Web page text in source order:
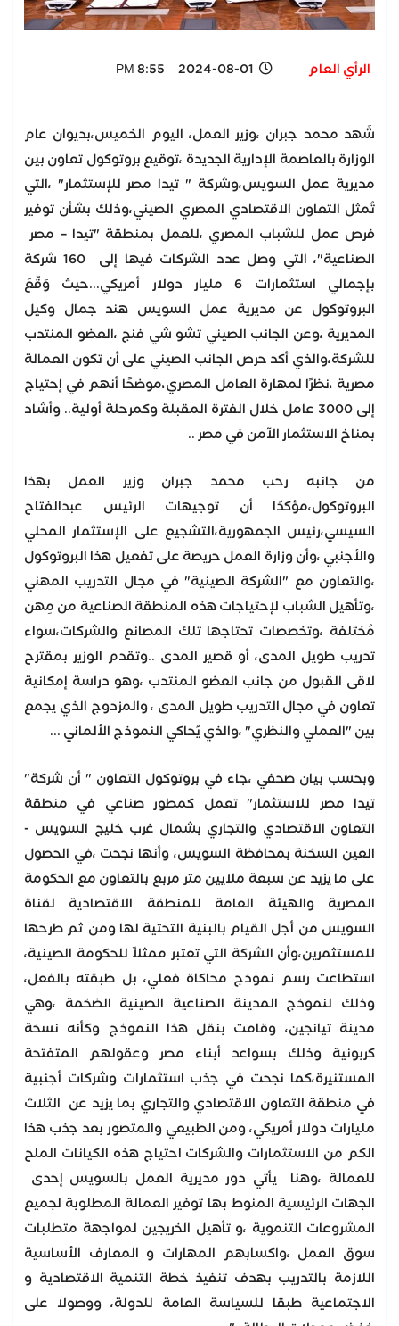
الرأي العام 2024-08-01 8:55 PM
شَهد محمد جبران ،وزير العمل، اليوم الخميس،بديوان عام
الوزارة بالعاصمة الإدارية الجديدة ،توقيع بروتوكول تعاون بين
مديرية عمل السويس،وشركة " تيدا مصر للإستثمار" ،التي
تُمثل التعاون الاقتصادي المصري الصيني،وذلك بشأن توفير
فرص عمل للشباب المصري ،للعمل بمنطقة "تيدا – مصر
الصناعية"، التي وصل عدد الشركات فيها إلى 160 شركة
بإجمالي استثمارات 6 مليار دولار أمريكي...حيث وَقّعَ
البروتوكول عن مديرية عمل السويس هند جمال وكيل
المديرية ،وعن الجانب الصيني تشو شي فنج ،العضو المنتدب
للشركة،والذي أكد حرص الجانب الصيني على أن تكون العمالة
مصرية ،نظرًا لمهارة العامل المصري،موضحًا أنهم في إحتياج
إلى 3000 عامل خلال الفترة المقبلة وكمرحلة أولية.. وأشاد
بمناخ الاستثمار الآمن في مصر ..
من جانبه رحب محمد جبران وزير العمل بهذا
البروتوكول،مؤكدًا أن توجيهات الرئيس عبدالفتاح
السيسي،رئيس الجمهورية،التشجيع على الإستثمار المحلي
والأجنبي ،وأن وزارة العمل حريصة على تفعيل هذا البروتوكول
،والتعاون مع "الشركة الصينية" في مجال التدريب المهني
،وتأهيل الشباب لإحتياجات هذه المنطقة الصناعية من مِهن
مُختلفة ،وتخصصات تحتاجها تلك المصانع والشركات،سواء
تدريب طويل المدى، أو قصير المدى ..وتقدم الوزير بمقترح
لاقى القبول من جانب العضو المنتدب ،وهو دراسة إمكانية
تعاون في مجال التدريب طويل المدى ، والمزدوج الذي يجمع
بين "العملي والنظري" ،والذي يُحاكي النموذج الألماني ...
وبحسب بيان صحفي ،جاء في بروتوكول التعاون " أن شركة"
تيدا مصر للاستثمار" تعمل كمطور صناعي في منطقة
التعاون الاقتصادي والتجاري بشمال غرب خليج السويس -
العين السخنة بمحافظة السويس، وأنها نجحت ،في الحصول
على ما يزيد عن سبعة ملايين متر مربع بالتعاون مع الحكومة
المصرية والهيئة العامة للمنطقة الاقتصادية لقناة
السويس من أجل القيام بالبنية التحتية لها ومن ثم طرحها
للمستثمرين،وأن الشركة التي تعتبر ممثلاً للحكومة الصينية،
استطاعت رسم نموذج محاكاة فعلي، بل طبقته بالفعل،
وذلك لنموذج المدينة الصناعية الصينية الضخمة ،وهي
مدينة تيانجين، وقامت بنقل هذا النموذج وكأنه نسخة
كربونية وذلك بسواعد أبناء مصر وعقولهم المتفتحة
المستنيرة،كما نجحت في جذب استثمارات وشركات أجنبية
في منطقة التعاون الاقتصادي والتجاري بما يزيد عن الثلاث
مليارات دولار أمريكي، ومن الطبيعي والمتصور بعد جذب هذا
الكم من الاستثمارات والشركات احتياج هذه الكيانات الملح
للعمالة ،وهنا يأتي دور مديرية العمل بالسويس إحدى
الجهات الرئيسية المنوط بها توفير العمالة المطلوبة لجميع
المشروعات التنموية ،و تأهيل الخريجين لمواجهة متطلبات
سوق العمل ،واكسابهم المهارات و المعارف الأساسية
اللازمة بالتدريب بهدف تنفيذ خطة التنمية الاقتصادية و
الاجتماعية طبقا للسياسة العامة للدولة، ووصولا على